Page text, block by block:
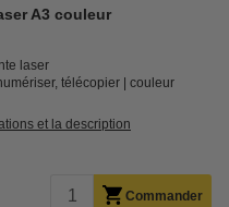
A3 couleur
laser
télécopier
couleur
et la description
Commander